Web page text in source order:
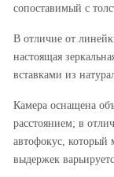
сопоставимый с
В отличие от
настоящая
вставками из
Камера оснащена
расстоянием; в
автофокус, который
выдержек